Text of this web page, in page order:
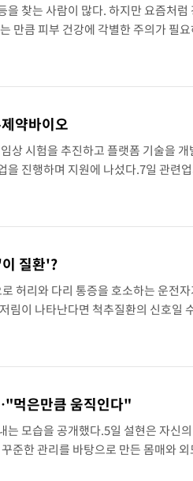
찾는 사람이 많다. 하지만 요즘처럼
만큼 피부 건강에 각별한 주의가 필
반응이 나타날 수 있다. 대표적으로
약바이오
상 시험을 추진하고 플랫폼 기술을
을 진행하며 지원에 나섰다.7일 관련
스 등 국내 기업들은 최근 중소벤처
질환'?
허리와 다리 통증을 호소하는 운전
림이 나타난다면 척추질환의 신호일
종아리, 발끝까지 저리거나 당기는
먹은만큼 움직인다"
는 모습을 공개했다.5일 설현은 자신
준한 관리를 바탕으로 만든 몸매와
보냈다. 노을이 비치는 실내에서 식